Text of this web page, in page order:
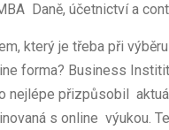
Daně, účetnictví a
který je třeba při
forma? Business
nejlépe přizpůsobil
s online výukou.